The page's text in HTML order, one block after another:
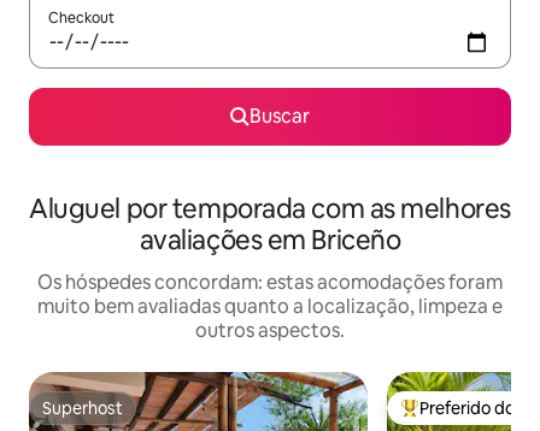
Checkout
Buscar
Aluguel por temporada com as melhores
avaliações em Briceño
Os hóspedes concordam: estas acomodações foram
muito bem avaliadas quanto a localização, limpeza e
outros aspectos.
Superhost
Superhost Entre os
Preferido dos